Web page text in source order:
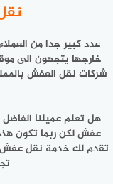
عدد كبير جدا من
خارجها يتجهون الى
شركات نقل العفش
هل تعلم عميلنا
عفش لكن ربما تكون
تقدم لك خدمة نقل عفش